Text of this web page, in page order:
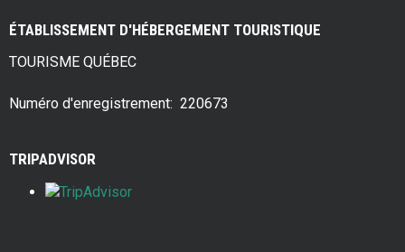
ce
b
o
o
tt
er
er
es
t
ar
ÉTABLISSEMENT D'HÉBERGEMENT TOURISTIQUE
TOURISME QUÉBEC
Numéro d'enregistrement: 220673
TRIPADVISOR